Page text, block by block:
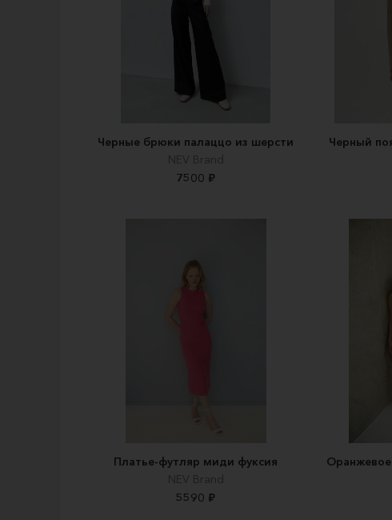
Черные брюки палаццо из шерсти
NEV Brand
7500 ₽
Черный
Платье-футляр миди фуксия
NEV Brand
5590 ₽